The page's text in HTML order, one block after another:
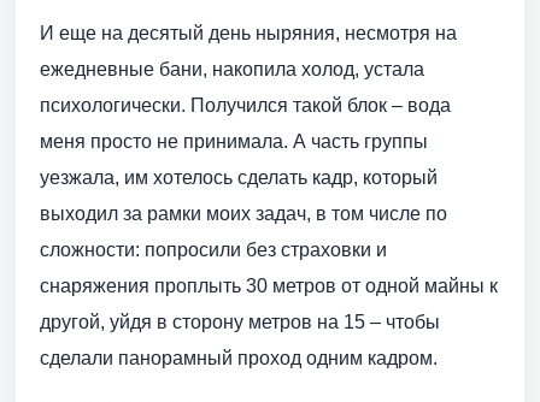
И еще на десятый день ныряния, несмотря на
ежедневные бани, накопила холод, устала
психологически. Получился такой блок – вода
меня просто не принимала. А часть группы
уезжала, им хотелось сделать кадр, который
выходил за рамки моих задач, в том числе по
сложности: попросили без страховки и
снаряжения проплыть 30 метров от одной майны к
другой, уйдя в сторону метров на 15 – чтобы
сделали панорамный проход одним кадром.